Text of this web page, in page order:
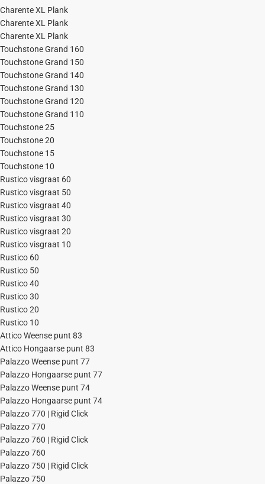
Charente XL Plank
Charente XL Plank
Charente XL Plank
Touchstone Grand 160
Touchstone Grand 150
Touchstone Grand 140
Touchstone Grand 130
Touchstone Grand 120
Touchstone Grand 110
Touchstone 25
Touchstone 20
Touchstone 15
Touchstone 10
Rustico visgraat 60
Rustico visgraat 50
Rustico visgraat 40
Rustico visgraat 30
Rustico visgraat 20
Rustico visgraat 10
Rustico 60
Rustico 50
Rustico 40
Rustico 30
Rustico 20
Rustico 10
Attico Weense punt 83
Attico Hongaarse punt 83
Palazzo Weense punt 77
Palazzo Hongaarse punt 77
Palazzo Weense punt 74
Palazzo Hongaarse punt 74
Palazzo 770 | Rigid Click
Palazzo 770
Palazzo 760 | Rigid Click
Palazzo 760
Palazzo 750 | Rigid Click
Palazzo 750